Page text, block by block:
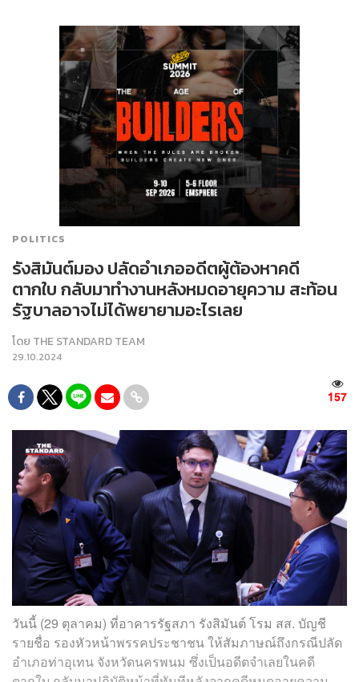
POLITICS
รังสิมันต์มอง ปลัดอำเภออดีตผู้ต้องหาคดี
ตากใบ กลับมาทำงานหลังหมดอายุความ สะท้อน
รัฐบาลอาจไม่ได้พยายามอะไรเลย
โดย THE STANDARD TEAM
29.10.2024
157
วันนี้ (29 ตุลาคม) ที่อาคารรัฐสภา รังสิมันต์ โรม สส. บัญชี
รายชื่อ รองหัวหน้าพรรคประชาชน ให้สัมภาษณ์ถึงกรณีปลัด
อำเภอท่าอุเทน จังหวัดนครพนม ซึ่งเป็นอดีตจำเลยในคดี